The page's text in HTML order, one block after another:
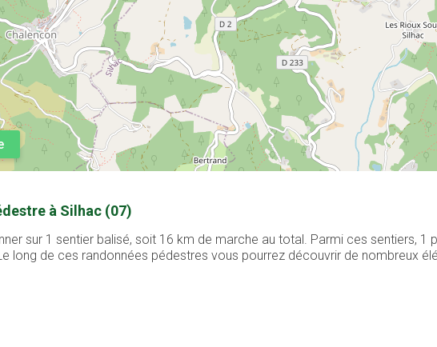
à Silhac (07)
sur 1 sentier balisé, soit 16 km de marche au total. Parmi ces sentiers,
long de ces randonnées pédestres vous pourrez découvrir de nombreux